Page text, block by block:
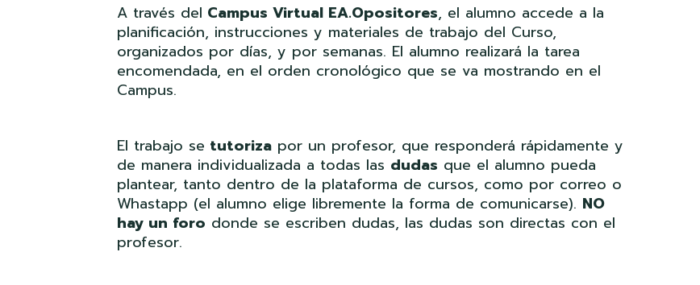
A través del Campus Virtual EA.Opositores, el alumno accede a la
planificación, instrucciones y materiales de trabajo del Curso,
organizados por días, y por semanas. El alumno realizará la tarea
encomendada, en el orden cronológico que se va mostrando en el
Campus.
El trabajo se tutorizapor un profesor, que responderá rápidamente y
de manera individualizada a todas las dudas que el alumno pueda
plantear, tanto dentro de la plataforma de cursos, como por correo o
Whastapp (el alumno elige libremente la forma de comunicarse). NO
hay un foro donde se escriben dudas, las dudas son directas con el
profesor.